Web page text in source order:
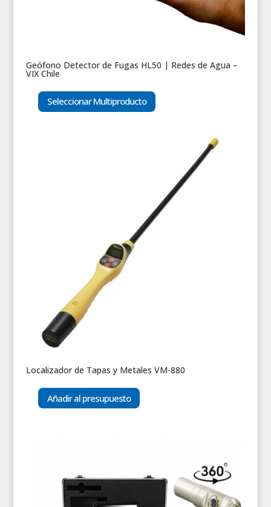
Geófono Detector de Fugas HL50 | Redes de Agua –
VIX Chile
Seleccionar Multiproducto
Localizador de Tapas y Metales VM-880
Añadir al presupuesto